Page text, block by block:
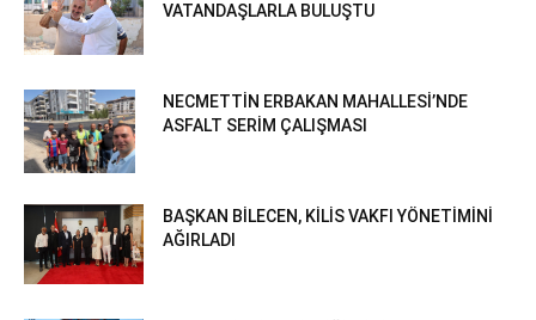
VATANDAŞLARLA BULUŞTU
NECMETTİN ERBAKAN MAHALLESİ’NDE
ASFALT SERİM ÇALIŞMASI
BAŞKAN BİLECEN, KİLİS VAKFI YÖNETİMİNİ
AĞIRLADI